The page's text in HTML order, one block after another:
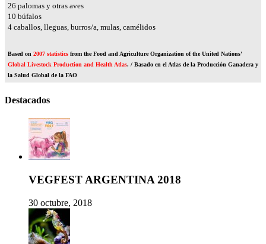
30 palomas y otras aves
11 búfalos
4 caballos, lleguas, burros/a, mulas, camélidos
Based on 2007 statistics from the Food and Agriculture Organization of the United Nations'
Global Livestock Production and Health Atlas. / Basado en el Atlas de la Producción Ganadera y
la Salud Global de la FAO
Destacados
VEGFEST ARGENTINA 2018
30 octubre, 2018